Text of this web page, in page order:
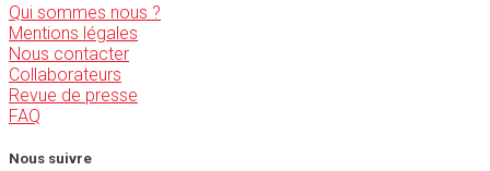
Qui sommes nous ?
Mentions légales
Nous contacter
Collaborateurs
Revue de presse
FAQ
Nous suivre